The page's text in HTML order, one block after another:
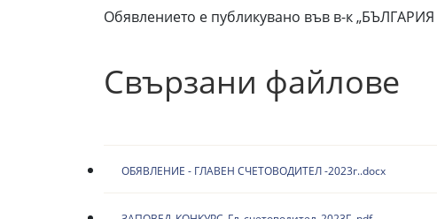
Обявлението е публикувано във в-к
Свързани файлове
ОБЯВЛЕНИЕ - ГЛАВЕН СЧЕТОВОДИТЕЛ -2023г..docx